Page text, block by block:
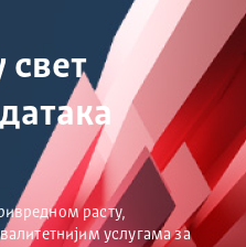
свет
расту,
услугама за